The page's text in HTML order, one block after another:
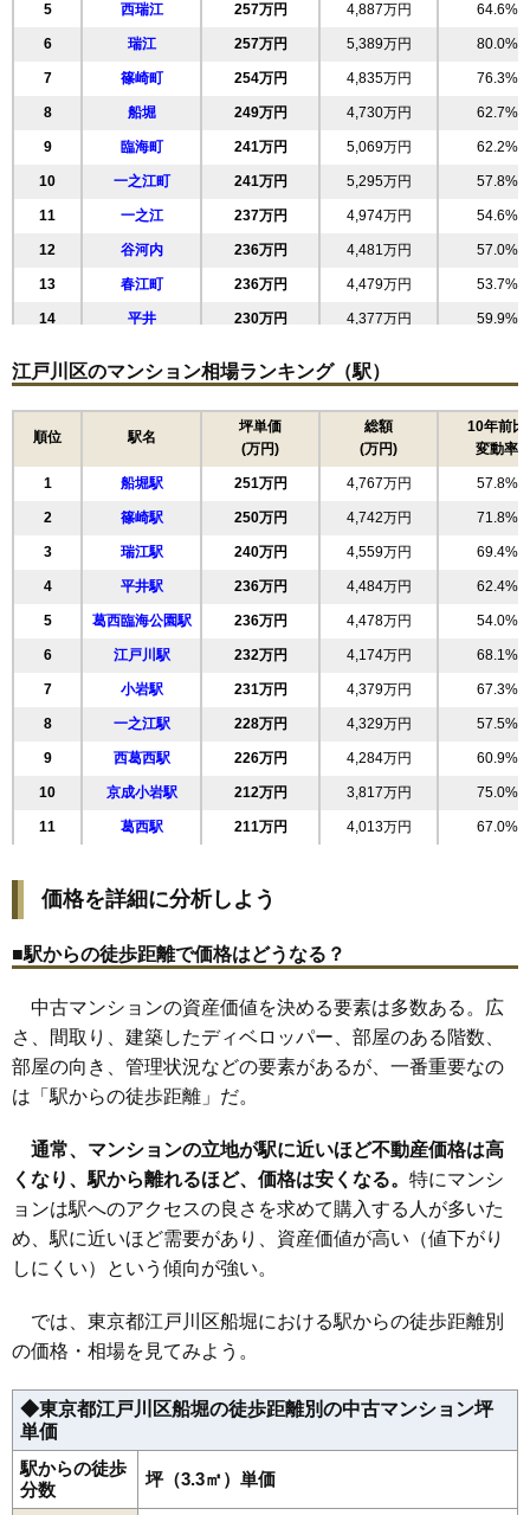
5 西瑞江 257万円 4,887万円 64.6%
6 瑞江 257万円 5,389万円 80.0%
7 篠崎町 254万円 4,835万円 76.3%
8 船堀 249万円 4,730万円 62.7%
9 臨海町 241万円 5,069万円 62.2%
10 一之江町 241万円 5,295万円 57.8%
11 一之江 237万円 4,974万円 54.6%
12 谷河内 236万円 4,481万円 57.0%
13 春江町 236万円 4,479万円 53.7%
14 平井 230万円 4,377万円 59.9%
16 西葛西 228万円 4,336万円 58.1%
228万円 4,095万円 68.7%
225万円 4,265万円 55.1%
19 東葛西 222万円 3,988万円 53.4%
20 小松川 220万円 4,629万円 67.2%
21 上篠崎 220万円 4,622万円 62.5%
22 江戸川 215万円 4,076万円 54.4%
23 南葛西 214万円 4,072万円 70.9%
24 東小松川 210万円 3,986万円 57.8%
25 松江 208万円 3,945万円 68.0%
26 新堀 206万円 4,330万円 62.4%
27 上一色 203万円 4,270万円 72.2%
28 中央 199万円 3,783万円 74.2%
29 大杉 198万円 3,663万円 71.8%
31 東小岩 195万円
33 西小松川町 193万円 4,254万円 62.5%
34 中葛西 186万円 3,351万円 67.9%
35 西一之江 176万円 3,516万円 51.8%
36 本一色 149万円 2,685万円 54.5%
江戸川区のマンション相場ランキング（駅）
順位 駅名
坪単価
(万円)
総額
(万円)
10年前比
変動率
1 船堀駅 251万円 4,767万円 57.8%
2 篠崎駅 250万円 4,742万円 71.8%
3 瑞江駅 240万円 4,559万円 69.4%
4 平井駅 236万円 4,484万円 62.4%
5 葛西臨海公園駅 236万円 4,478万円 54.0%
6 江戸川駅 232万円 4,174万円 68.1%
7 小岩駅 231万円 4,379万円 67.3%
8 一之江駅 228万円 4,329万円 57.5%
9 西葛西駅 226万円 4,284万円 60.9%
10 京成小岩駅 212万円 3,817万円 75.0%
11 葛西駅 211万円 4,013万円 67.0%
価格を詳細に分析しよう
■駅からの徒歩距離で価格はどうなる？
中古マンションの資産価値を決める要素は多数ある。広
さ、間取り、建築したディベロッパー、部屋のある階数、
部屋の向き、管理状況などの要素があるが、一番重要なの
は「駅からの徒歩距離」だ。
通常、マンションの立地が駅に近いほど不動産価格は高
くなり、駅から離れるほど、価格は安くなる。 特にマンシ
ョンは駅へのアクセスの良さを求めて購入する人が多いた
め、駅に近いほど需要があり、資産価値が高い（値下がり
しにくい）という傾向が強い。
では、東京都江戸川区船堀における駅からの徒歩距離別
の価格・相場を見てみよう。
◆東京都江戸川区船堀の徒歩距離別の中古マンション坪
単価
駅からの徒歩
分数
坪（3.3㎡）単価